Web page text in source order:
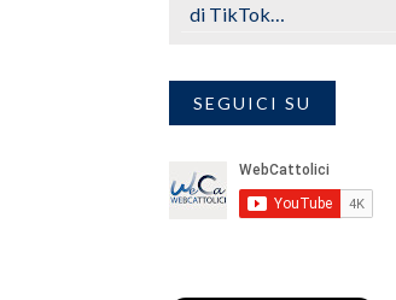
di TikTok…
SEGUICI SU